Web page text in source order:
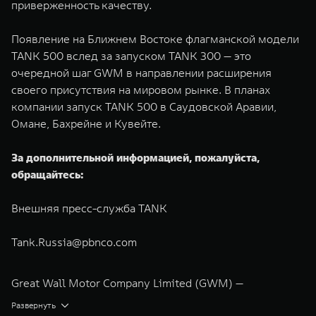
приверженность качеству.
Появление на Ближнем Востоке флагманской модели
TANK 500 вслед за запуском TANK 300 — это
очередной шаг GWM в направлении расширения
своего присутствия на мировом рынке. В планах
компании запуск TANK 500 в Саудовской Аравии,
Омане, Бахрейне и Кувейте.
За дополнительной информацией, пожалуйста,
обращайтесь:
Внешняя пресс-служба TANK
Tank.Russia@pbnco.com
Great Wall Motor Company Limited (GWM) —
глобальный производитель внедорожников,
Развернуть